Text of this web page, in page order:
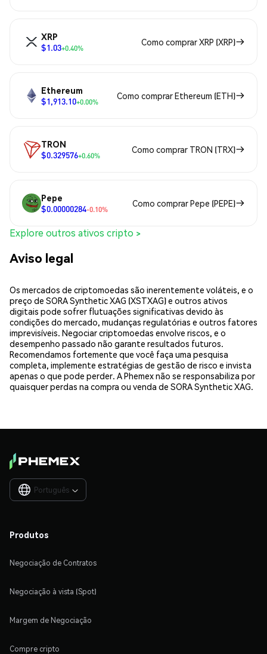
XRP
$1.03+0.40%
Como comprar XRP (XRP)
Ethereum
$1,913.10+0.00%
Como comprar Ethereum (ETH)
TRON
$0.329576+0.60%
Como comprar TRON (TRX)
Pepe
$0.00000284-0.10%
Como comprar Pepe (PEPE)
Explore outros ativos cripto >
Aviso legal
Os mercados de criptomoedas são inerentemente voláteis, e o
preço de SORA Synthetic XAG (XSTXAG) e outros ativos
digitais pode sofrer flutuações significativas devido às
condições do mercado, mudanças regulatórias e outros fatores
imprevisíveis. Negociar criptomoedas envolve riscos, e o
desempenho passado não garante resultados futuros.
Recomendamos fortemente que você faça uma pesquisa
completa, implemente estratégias de gestão de risco e invista
apenas o que pode perder. A Phemex não se responsabiliza por
quaisquer perdas na compra ou venda de SORA Synthetic XAG.
Português 
Produtos
Negociação de Contratos
Negociação à vista (Spot)
Margem de Negociação
Compre cripto